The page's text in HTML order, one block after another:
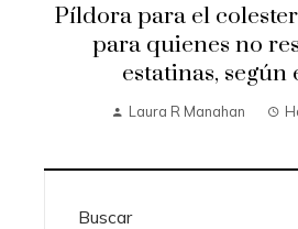
Píldora para el
para quienes no
estatinas, según
Laura R Manahan
Buscar